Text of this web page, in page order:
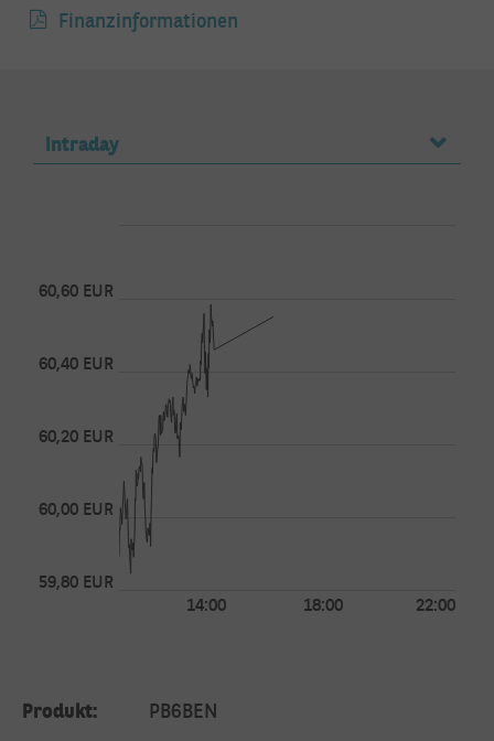
Finanzinformationen
Intraday
59,80 EUR
60,00 EUR
60,20 EUR
60,40 EUR
60,60 EUR
14:00 18:00 22:00
Produkt: PB6BEN